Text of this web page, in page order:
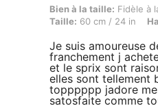
Bien à la taille: Fidèle à la
Bien à la taille: Fidèle à
Taille: 60 cm / 24 in
Je suis amoureuse
franchement j
et le sprix sont
elles sont tellement
topppppp jadore
satosfaite comme